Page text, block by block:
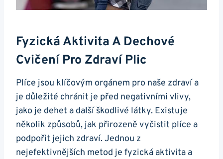
Fyzická ‍aktivita A​ Dechové
Cvičení Pro Zdraví Plic
Plíce jsou klíčovým orgánem ⁣pro naše zdraví a
je důležité chránit je před ⁢negativními vlivy,
jako je dehet ⁣a další škodlivé látky. Existuje
několik způsobů, jak​ přirozeně vyčistit plíce ‍a
podpořit jejich zdraví. Jednou z
nejefektivnějších metod je fyzická aktivita a⁣